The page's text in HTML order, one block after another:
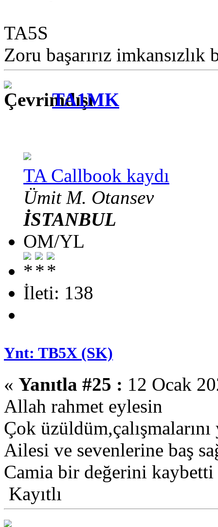
TA5S
Zoru başarırız imkansızlık
TA1MK
TA Callbook kaydı
Ümit M. Otansev
İSTANBUL
OM/YL
İleti: 138
Ynt: TB5X (SK)
« Yanıtla #25 : 12 Ocak
Allah rahmet eylesin
Çok
Ailesi ve sevenlerine baş
Camia bir değerini kaybetti
Kayıtlı